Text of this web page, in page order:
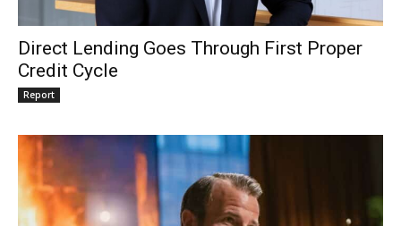
Direct Lending Goes Through First Proper
Credit Cycle
Report